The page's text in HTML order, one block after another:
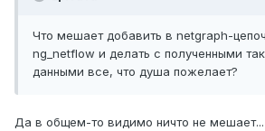
Что мешает добавить в netgraph-
ng_netflow и делать с полученными
данными все, что душа пожелает?
Да в общем-то видимо ничто не мешает...